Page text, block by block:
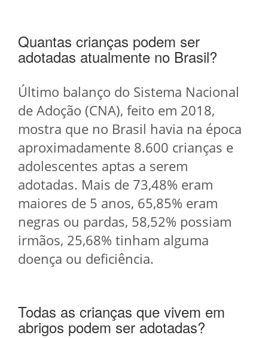
Quantas crianças podem ser
adotadas atualmente no Brasil?
Último balanço do Sistema Nacional
de Adoção (CNA), feito em 2018,
mostra que no Brasil havia na época
aproximadamente 8.600 crianças e
adolescentes aptas a serem
adotadas. Mais de 73,48% eram
maiores de 5 anos, 65,85% eram
negras ou pardas, 58,52% possiam
irmãos, 25,68% tinham alguma
doença ou deficiência.
Todas as crianças que vivem em
abrigos podem ser adotadas?